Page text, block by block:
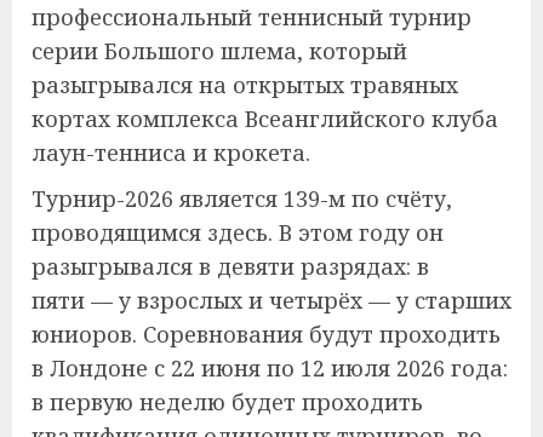
профессиональный теннисный турнир
серии Большого шлема, который
разыгрывался на открытых травяных
кортах комплекса Всеанглийского клуба
лаун-тенниса и крокета.
Турнир-2026 является 139-м по счёту,
проводящимся здесь. В этом году он
разыгрывался в девяти разрядах: в
пяти — у взрослых и четырёх — у старших
юниоров. Соревнования будут проходить
в Лондоне с 22 июня по 12 июля 2026 года:
в первую неделю будет проходить